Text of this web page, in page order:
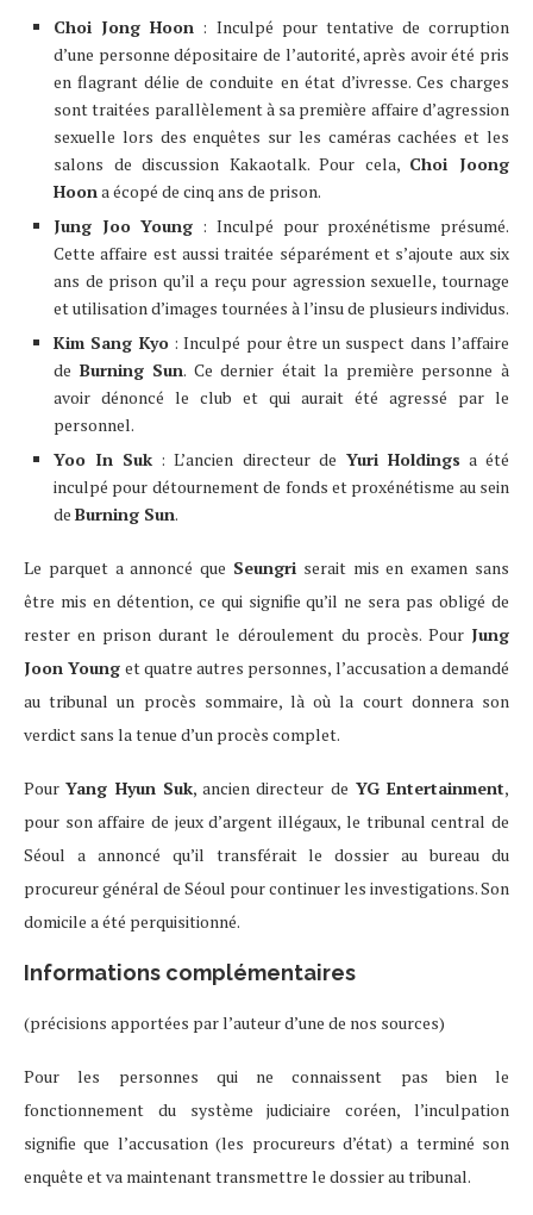
Choi Jong Hoon : Inculpé pour tentative de corruption
d’une personne dépositaire de l’autorité, après avoir été pris
en flagrant délie de conduite en état d’ivresse. Ces charges
sont traitées parallèlement à sa première affaire d’agression
sexuelle lors des enquêtes sur les caméras cachées et les
salons de discussion Kakaotalk. Pour cela, Choi Joong
Hoona écopé de cinq ans de prison.
Jung Joo Young : Inculpé pour proxénétisme présumé.
Cette affaire est aussi traitée séparément et s’ajoute aux six
ans de prison qu’il a reçu pour agression sexuelle, tournage
et utilisation d’images tournées à l’insu de plusieurs individus.
Kim Sang Kyo: Inculpé pour être un suspect dans l’affaire
de Burning Sun. Ce dernier était la première personne à
avoir dénoncé le club et qui aurait été agressé par le
personnel.
Yoo In Suk : L’ancien directeur de Yuri Holdings a été
inculpé pour détournement de fonds et proxénétisme au sein
de Burning Sun.
Le parquet a annoncé que Seungri serait mis en examen sans
être mis en détention, ce qui signifie qu’il ne sera pas obligé de
rester en prison durant le déroulement du procès. Pour Jung
Joon Young et quatre autres personnes, l’accusation a demandé
au tribunal un procès sommaire, là où la court donnera son
verdict sans la tenue d’un procès complet.
PourYang Hyun Suk, ancien directeur de YG Entertainment,
pour son affaire de jeux d’argent illégaux, le tribunal central de
Séoul a annoncé qu’il transférait le dossier au bureau du
procureur général de Séoul pour continuer les investigations. Son
domicile a été perquisitionné.
Informations complémentaires
(précisions apportées par l’auteur d’une de nos sources)
Pour les personnes qui ne connaissent pas bien le
fonctionnement du système judiciaire coréen, l’inculpation
signifie que l’accusation (les procureurs d’état) a terminé son
enquête et va maintenant transmettre le dossier au tribunal.